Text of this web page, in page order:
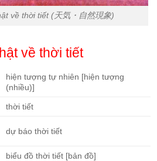
về thời tiết (天気・自然現象)
về thời tiết
hiện tượng tự nhiên [hiện tượng
(nhiều)]
thời tiết
dự báo thời tiết
biểu đồ thời tiết [bản đồ]